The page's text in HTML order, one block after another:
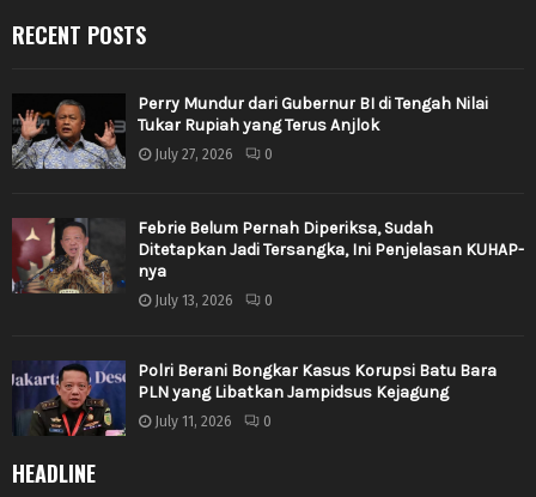
RECENT POSTS
Perry Mundur dari Gubernur BI di Tengah Nilai
Tukar Rupiah yang Terus Anjlok
July 27, 2026 0
Febrie Belum Pernah Diperiksa, Sudah
Ditetapkan Jadi Tersangka, Ini Penjelasan KUHAP-
nya
July 13, 2026 0
Polri Berani Bongkar Kasus Korupsi Batu Bara
PLN yang Libatkan Jampidsus Kejagung
July 11, 2026 0
HEADLINE